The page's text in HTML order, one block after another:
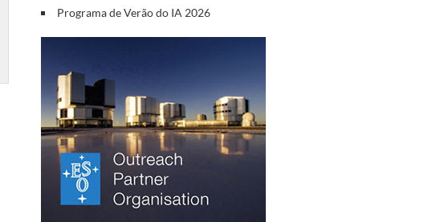
Programa de Verão do IA 2026